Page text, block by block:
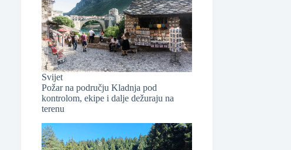
Svijet
Požar na području Kladnja pod
kontrolom, ekipe i dalje dežuraju na
terenu
❆